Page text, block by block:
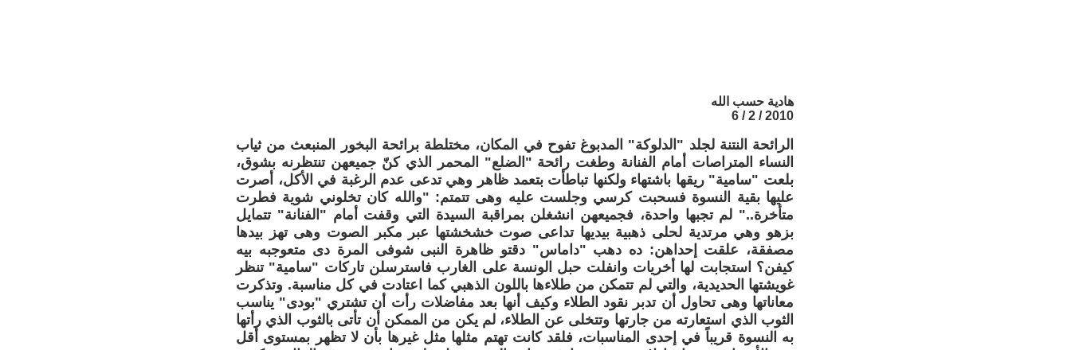
هادية حسب الله
2010 / 2 / 6
الرائحة النتنة لجلد "الدلوكة" المدبوغ تفوح في المكان، مختلطة برائحة البخور المنبعث من ثياب
النساء المتراصات أمام الفنانة وطغت رائحة "الضلع" المحمر الذي كنّ جميعهن تنتظرنه بشوق،
بلعت "سامية" ريقها باشتهاء ولكنها تباطأت بتعمد ظاهر وهي تدعى عدم الرغبة في الأكل، أصرت
عليها بقية النسوة فسحبت كرسي وجلست عليه وهى تتمتم: "والله كان تخلوني شوية فطرت
متأخرة.." لم تجبها واحدة، فجميعهن انشغلن بمراقبة السيدة التي وقفت أمام "الفنانة" تتمايل
بزهو وهي مرتدية لحلى ذهبية بيديها تداعى صوت خشخشتها عبر مكبر الصوت وهى تهز بيدها
مصفقة، علقت إحداهن: ده دهب "داماس" دقتو ظاهرة النبى شوفى المرة دى متعوجبه بيه
كيفن؟ استجابت لها أخريات وانفلت حبل الونسة على الغارب فاسترسلن تاركات "سامية" تنظر
غويشتها الحديدية، والتي لم تتمكن من طلاءها باللون الذهبي كما اعتادت في كل مناسبة. وتذكرت
معاناتها وهى تحاول أن تدبر نقود الطلاء وكيف أنها بعد مفاضلات رأت أن تشتري "بودى" يناسب
الثوب الذي استعارته من جارتها وتتخلى عن الطلاء، لم يكن من الممكن أن تأتى بالثوب الذي رأتها
به النسوة قريباً في إحدى المناسبات، فلقد كانت تهتم مثلها مثل غيرها بأن لا تظهر بمستوى أقل